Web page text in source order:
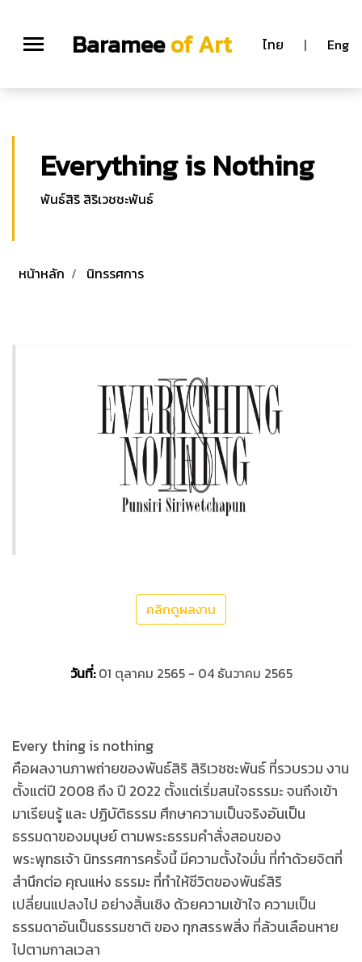
Barameeof Art ไทย | Eng
Everything is Nothing
พันธ์สิริ สิริเวชชะพันธ์
หน้าหลัก นิทรรศการ
คลิกดูผลงาน
วันที่:01 ตุลาคม 2565 - 04 ธันวาคม 2565
Every thing is nothing
คือผลงานภาพถ่ายของพันธ์สิริ สิริเวชชะพันธ์ ที่รวบรวม งาน
ตั้งแต่ปี 2008 ถึง ปี 2022 ตั้งแต่เริ่มสนใจธรรมะ จนถึงเข้า
มาเรียนรู้ และ ปฏิบัติธรรม ศึกษาความเป็นจริงอันเป็น
ธรรมดาของมนุษย์ ตามพระธรรมคำสั่งสอนของ
พระพุทธเจ้า นิทรรศการครั้งนี้ มีความตั้งใจมั่น ที่ทำด้วยจิตที่
สำนึกต่อ คุณแห่ง ธรรมะ ที่ทำให้ชีวิตของพันธ์สิริ
เปลี่ยนแปลงไป อย่างสิ้นเชิง ด้วยความเข้าใจ ความเป็น
ธรรมดาอันเป็นธรรมชาติ ของ ทุกสรรพสิ่ง ที่ล้วนเลือนหาย
ไปตามกาลเวลา